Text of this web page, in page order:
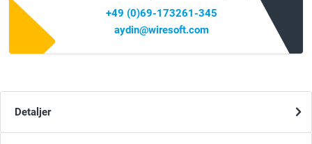
+49 (0)69-173261-345
aydin@wiresoft.com
Detaljer